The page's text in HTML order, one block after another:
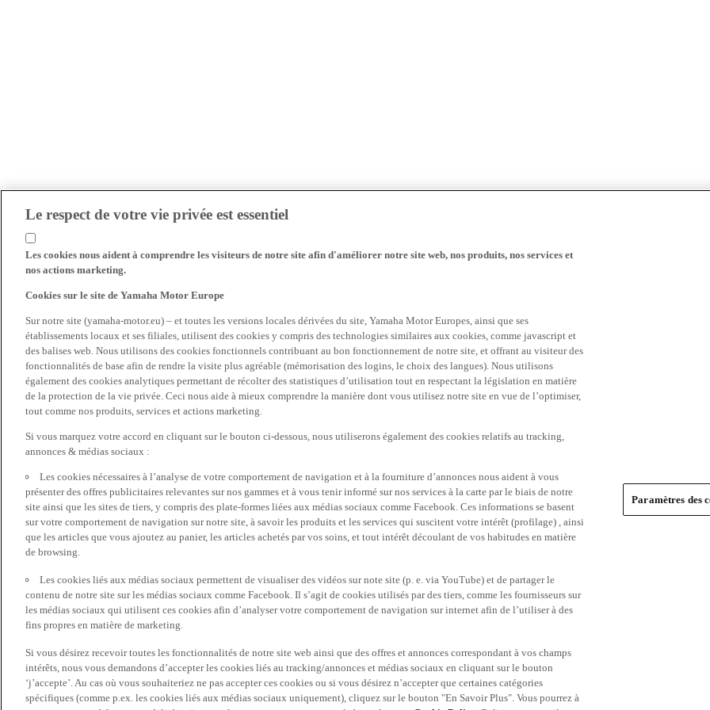
Le respect de votre vie privée est essentiel
Les cookies nous aident à comprendre les visiteurs de notre site afin d'améliorer notre site web, nos produits, nos services et
nos actions marketing.
Cookies sur le site de Yamaha Motor Europe
Sur notre site (yamaha-motor.eu) – et toutes les versions locales dérivées du site, Yamaha Motor Europes, ainsi que ses
établissements locaux et ses filiales, utilisent des cookies y compris des technologies similaires aux cookies, comme javascript et
des balises web. Nous utilisons des cookies fonctionnels contribuant au bon fonctionnement de notre site, et offrant au visiteur des
fonctionnalités de base afin de rendre la visite plus agréable (mémorisation des logins, le choix des langues). Nous utilisons
également des cookies analytiques permettant de récolter des statistiques d’utilisation tout en respectant la législation en matière
de la protection de la vie privée. Ceci nous aide à mieux comprendre la manière dont vous utilisez notre site en vue de l’optimiser,
tout comme nos produits, services et actions marketing.
Si vous marquez votre accord en cliquant sur le bouton ci-dessous, nous utiliserons également des cookies relatifs au tracking,
annonces & médias sociaux :
Les cookies nécessaires à l’analyse de votre comportement de navigation et à la fourniture d’annonces nous aident à vous
présenter des offres publicitaires relevantes sur nos gammes et à vous tenir informé sur nos services à la carte par le biais de notre
site ainsi que les sites de tiers, y compris des plate-formes liées aux médias sociaux comme Facebook. Ces informations se basent
sur votre comportement de navigation sur notre site, à savoir les produits et les services qui suscitent votre intérêt (profilage) , ainsi
que les articles que vous ajoutez au panier, les articles achetés par vos soins, et tout intérêt découlant de vos habitudes en matière
de browsing.
Les cookies liés aux médias sociaux permettent de visualiser des vidéos sur note site (p. e. via YouTube) et de partager le
contenu de notre site sur les médias sociaux comme Facebook. Il s’agit de cookies utilisés par des tiers, comme les fournisseurs sur
les médias sociaux qui utilisent ces cookies afin d’analyser votre comportement de navigation sur internet afin de l’utiliser à des
fins propres en matière de marketing.
Si vous désirez recevoir toutes les fonctionnalités de notre site web ainsi que des offres et annonces correspondant à vos champs
intérêts, nous vous demandons d’accepter les cookies liés au tracking/annonces et médias sociaux en cliquant sur le bouton
‘j’accepte’. Au cas où vous souhaiteriez ne pas accepter ces cookies ou si vous désirez n’accepter que certaines catégories
spécifiques (comme p.ex. les cookies liés aux médias sociaux uniquement), cliquez sur le bouton "En Savoir Plus". Vous pourrez à
Paramètres des